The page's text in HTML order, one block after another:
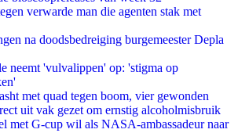
verwarde man die agenten stak met
na doodsbedreiging burgemeester Depla
neemt 'vulvalippen' op: 'stigma op
met quad tegen boom, vier gewonden
uit vak gezet om ernstig alcoholmisbruik
met G-cup wil als NASA-ambassadeur naar